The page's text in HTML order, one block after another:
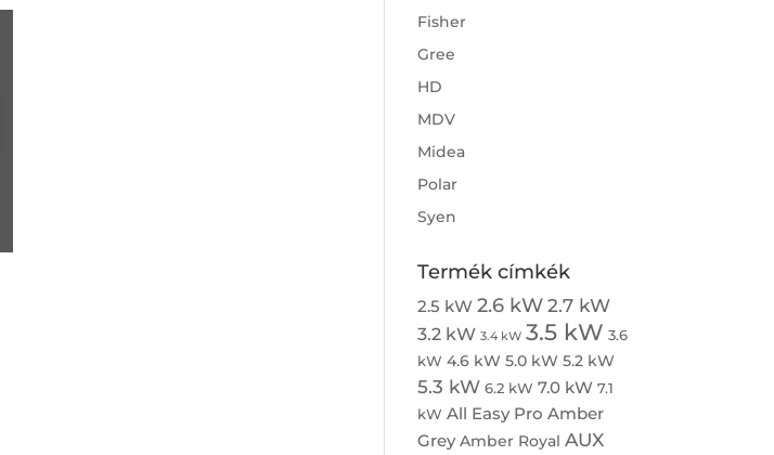
Fisher
Gree
HD
MDV
Midea
Polar
Syen
Termék címkék
2.5 kW 2.6 kW2.7 kW
3.2 kW 3.4 kW 3.5 kW 3.6
kW 4.6 kW 5.0 kW 5.2 kW
5.3 kW 6.2 kW 7.0 kW 7.1
kW All Easy Pro Amber
Grey Amber Royal AUX